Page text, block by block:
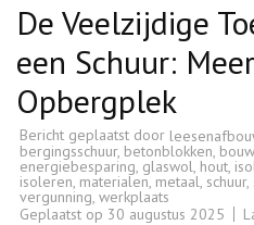
De Veelzijdige
een Schuur:
Opbergplek
Bericht geplaatst door
bergingsschuur, betonblokken,
energiebesparing, glaswol, hout,
isoleren, materialen, metaal, schuur,
vergunning, werkplaats
Geplaatst op 30 augustus 2025